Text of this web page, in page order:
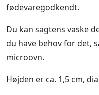
fødevaregodkendt.
Du kan sagtens vaske
du have behov for det,
microovn.
Højden er ca. 1,5 cm,